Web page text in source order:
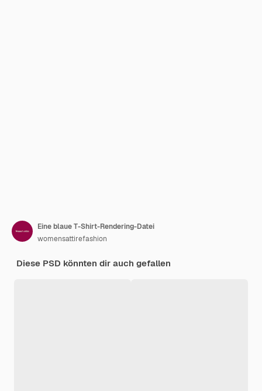
Eine blaue T-Shirt-Rendering-Datei
womensattirefashion
Diese PSD könnten dir auch gefallen